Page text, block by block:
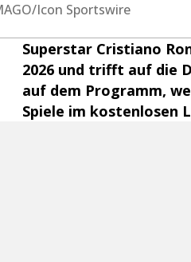
Icon Sportswire
Superstar Cristiano
2026 und trifft auf die
auf dem Programm,
Spiele im kostenlosen